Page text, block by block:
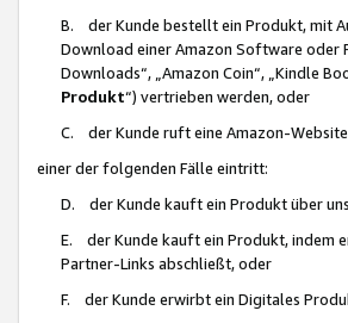
B. der Kunde bestellt ein Produkt, mit
Download einer Amazon Software oder
Downloads“, „Amazon Coin“, „Kindle
Produkt“) vertrieben werden, oder
C. der Kunde ruft eine Amazon-
einer der folgenden Fälle eintritt:
D. der Kunde kauft ein Produkt über
E. der Kunde kauft ein Produkt, indem
Partner-Links abschließt, oder
F. der Kunde erwirbt ein Digitales